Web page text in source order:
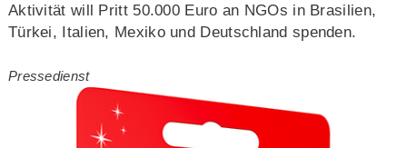
Aktivität will Pritt 50.000 Euro an NGOs in Brasilien,
Türkei, Italien, Mexiko und Deutschland spenden.
Pressedienst